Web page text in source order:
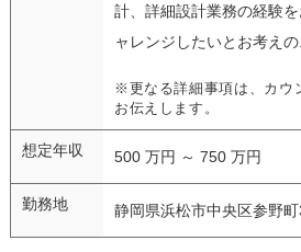
計、詳細設計業務の経験
ャレンジしたいとお考えの
※更なる詳細事項は、カウ
お伝えします。
想定年収 500 万円 ～ 750 万円
勤務地 静岡県浜松市中央区参野